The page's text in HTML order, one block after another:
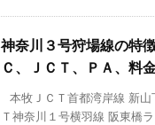
神奈川３号狩場線の特
Ｃ、ＪＣＴ、ＰＡ、料
本牧ＪＣＴ首都湾岸線 新山
Ｔ神奈川１号横羽線 阪東橋